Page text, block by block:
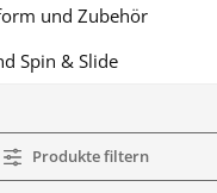
und Zubehör
Spin & Slide
Produkte filtern